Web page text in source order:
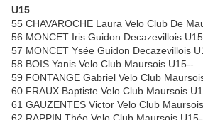
U15
55 CHAVAROCHE Laura Velo Club De
56 MONCET Iris Guidon Decazevillois
57 MONCET Ysée Guidon Decazevillois
58 BOIS Yanis Velo Club Maursois U15--
59 FONTANGE Gabriel Velo Club
60 FRAUX Baptiste Velo Club Maursois
61 GAUZENTES Victor Velo Club